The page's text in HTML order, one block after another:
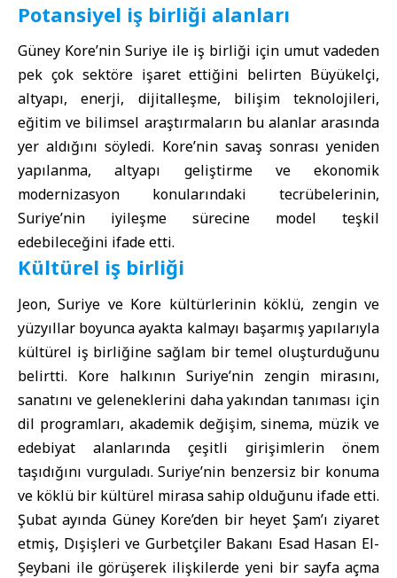
Potansiyel iş birliği alanları
Güney Kore’nin Suriye ile iş birliği için umut vadeden
pek çok sektöre işaret ettiğini belirten Büyükelçi,
altyapı, enerji, dijitalleşme, bilişim teknolojileri,
eğitim ve bilimsel araştırmaların bu alanlar arasında
yer aldığını söyledi. Kore’nin savaş sonrası yeniden
yapılanma, altyapı geliştirme ve ekonomik
modernizasyon konularındaki tecrübelerinin,
Suriye’nin iyileşme sürecine model teşkil
edebileceğini ifade etti.
Kültürel iş birliği
Jeon, Suriye ve Kore kültürlerinin köklü, zengin ve
yüzyıllar boyunca ayakta kalmayı başarmış yapılarıyla
kültürel iş birliğine sağlam bir temel oluşturduğunu
belirtti. Kore halkının Suriye’nin zengin mirasını,
sanatını ve geleneklerini daha yakından tanıması için
dil programları, akademik değişim, sinema, müzik ve
edebiyat alanlarında çeşitli girişimlerin önem
taşıdığını vurguladı. Suriye’nin benzersiz bir konuma
ve köklü bir kültürel mirasa sahip olduğunu ifade etti.
Şubat ayında Güney Kore’den bir heyet Şam’ı ziyaret
etmiş, Dışişleri ve Gurbetçiler Bakanı Esad Hasan El-
Şeybani ile görüşerek ilişkilerde yeni bir sayfa açma